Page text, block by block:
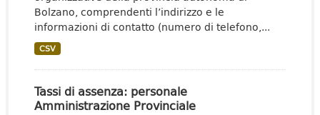
Bolzano, comprendenti l’indirizzo e le
informazioni di contatto (numero di telefono,...
CSV
Tassi di assenza: personale
Amministrazione Provinciale